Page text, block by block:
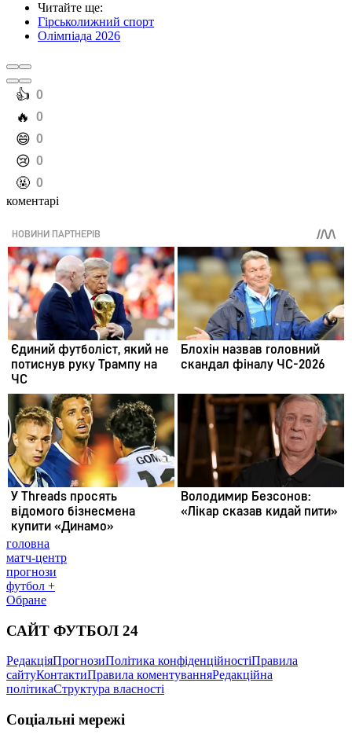
Читайте ще:
Гірськолижний спорт
Олімпіада 2026
️👍 0
️🔥 0
️😄 0
️😢 0
️🤬 0
коментарі
головна
матч-центр
прогнози
футбол +
Обране
САЙТ ФУТБОЛ 24
РедакціяПрогнозиПолітика конфіденційностіПравила
сайтуКонтактиПравила коментуванняРедакційна
політикаСтруктура власності
Соціальні мережі